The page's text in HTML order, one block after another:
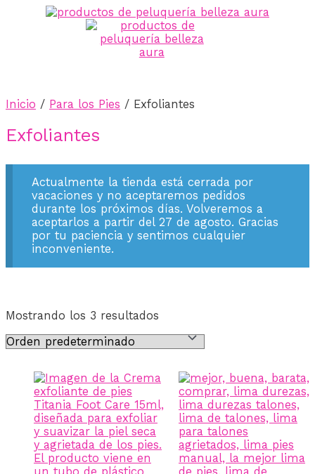
Inicio / Para los Pies / Exfoliantes
Exfoliantes
Actualmente la tienda está cerrada por
vacaciones y no aceptaremos pedidos
durante los próximos días. Volveremos a
aceptarlos a partir del 27 de agosto. Gracias
por tu paciencia y sentimos cualquier
inconveniente.
Mostrando los 3 resultados